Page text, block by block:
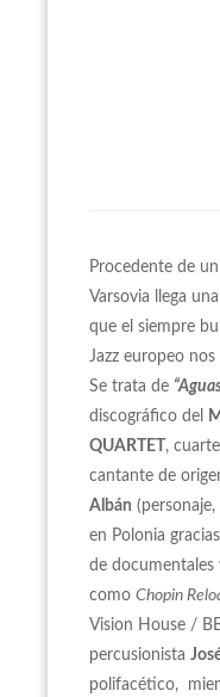
Procedente de
Varsovia llega
que el siempre
Jazz europeo
Se trata de
discográfico del
QUARTET ,
cantante de
Albán
en Polonia
de documentales
como Chopin
Vision House /
percusionista
polifacético,